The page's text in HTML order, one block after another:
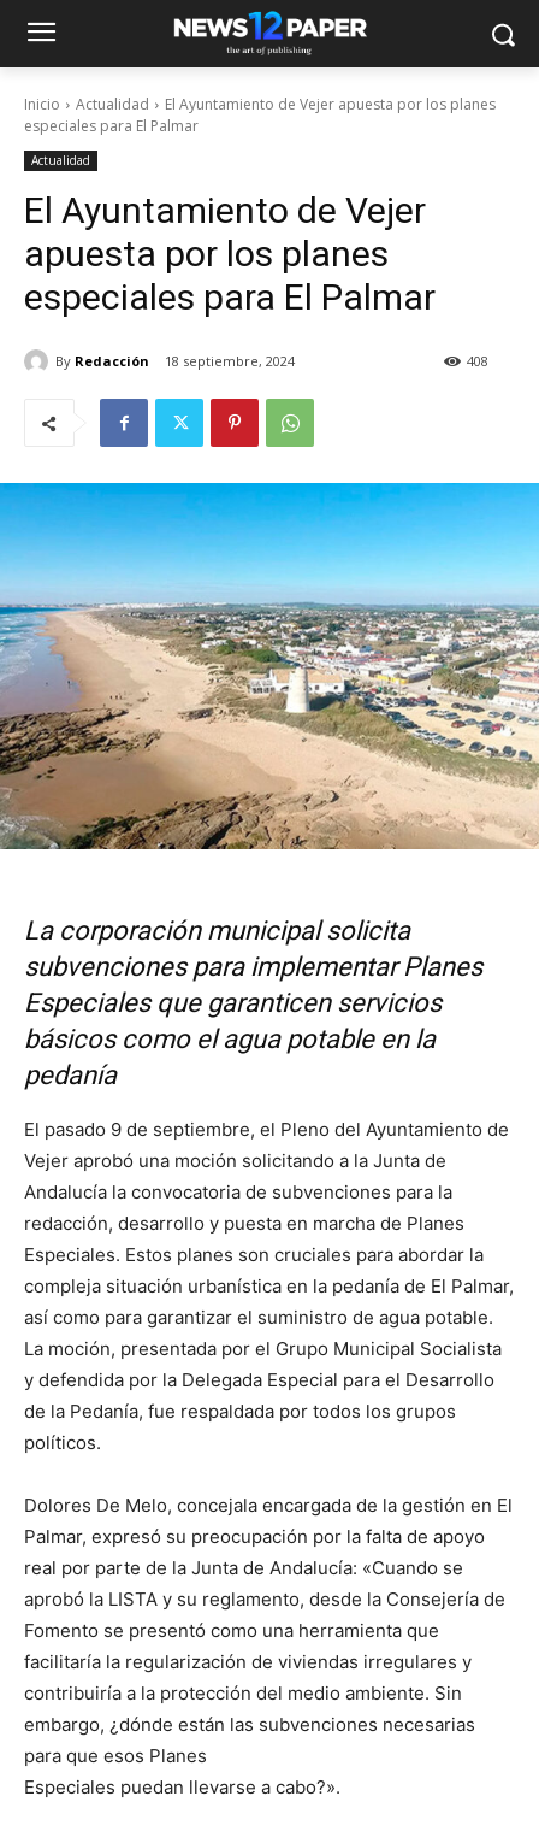
Inicio Actualidad
El Ayuntamiento de Vejer apuesta por los planes
especiales para El Palmar
Actualidad
El Ayuntamiento de Vejer
apuesta por los planes
especiales para El Palmar
By Redacción 18 septiembre, 2024 408
La corporación municipal solicita
subvenciones para implementar Planes
Especiales que garanticen servicios
básicos como el agua potable en la
pedanía
El pasado 9 de septiembre, el Pleno del Ayuntamiento de
Vejer aprobó una moción solicitando a la Junta de
Andalucía la convocatoria de subvenciones para la
redacción, desarrollo y puesta en marcha de Planes
Especiales. Estos planes son cruciales para abordar la
compleja situación urbanística en la pedanía de El Palmar,
así como para garantizar el suministro de agua potable.
La moción, presentada por el Grupo Municipal Socialista
y defendida por la Delegada Especial para el Desarrollo
de la Pedanía, fue respaldada por todos los grupos
políticos.
Dolores De Melo, concejala encargada de la gestión en El
Palmar, expresó su preocupación por la falta de apoyo
real por parte de la Junta de Andalucía: «Cuando se
aprobó la LISTA y su reglamento, desde la Consejería de
Fomento se presentó como una herramienta que
facilitaría la regularización de viviendas irregulares y
contribuiría a la protección del medio ambiente. Sin
embargo, ¿dónde están las subvenciones necesarias
para que esos Planes
Especiales puedan llevarse a cabo?».